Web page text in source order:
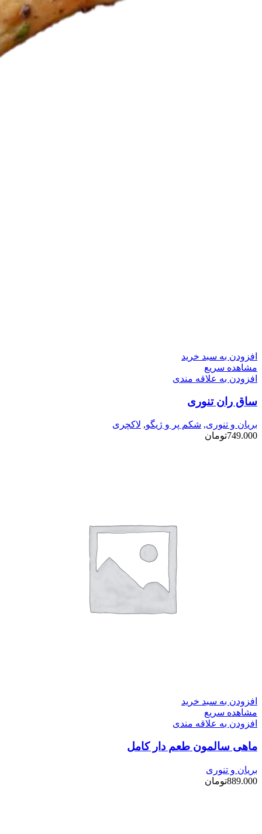
افزودن به سبد خرید
مشاهده سریع
افزودن به علاقه مندی
ساق ران تنوری
بریان و تنوری, شکم پر و ژیگو, لاکچری
749.000تومان
افزودن به سبد خرید
مشاهده سریع
افزودن به علاقه مندی
ماهی سالمون طعم دار کامل
بریان و تنوری
889.000تومان